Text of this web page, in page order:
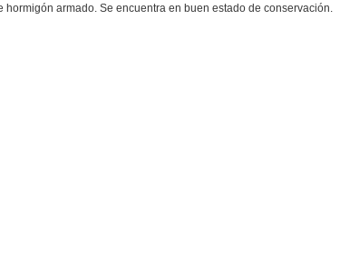
hormigón armado. Se encuentra en buen estado de conservación.